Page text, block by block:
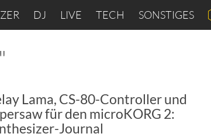
DJ LIVE TECH SONSTIGES
Lama, CS-80-Controller und
für den microKORG 2:
Journal